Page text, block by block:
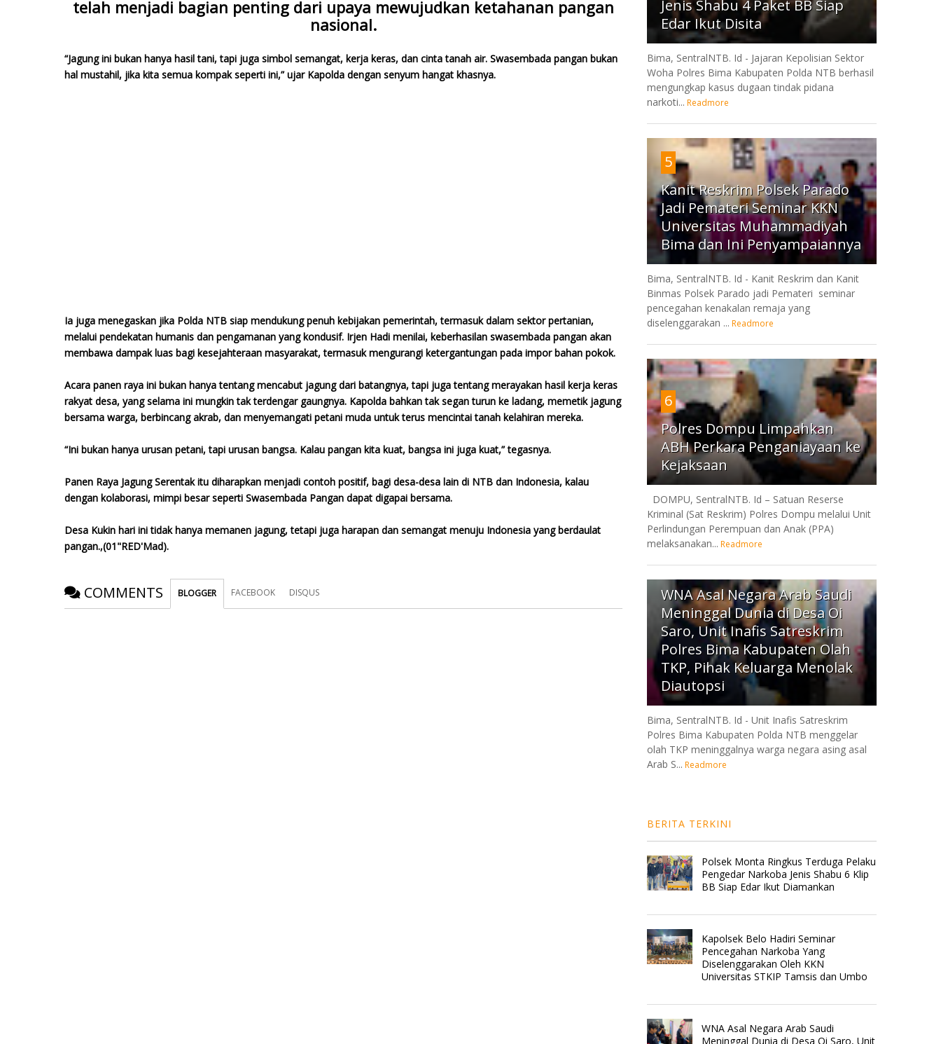
telah menjadi bagian penting dari upaya mewujudkan ketahanan pangan
nasional.
“Jagung ini bukan hanya hasil tani, tapi juga simbol semangat, kerja keras, dan cinta tanah air. Swasembada pangan bukan
hal mustahil, jika kita semua kompak seperti ini,” ujar Kapolda dengan senyum hangat khasnya.
Ia juga menegaskan jika Polda NTB siap mendukung penuh kebijakan pemerintah, termasuk dalam sektor pertanian,
melalui pendekatan humanis dan pengamanan yang kondusif. Irjen Hadi menilai, keberhasilan swasembada pangan akan
membawa dampak luas bagi kesejahteraan masyarakat, termasuk mengurangi ketergantungan pada impor bahan pokok.
Acara panen raya ini bukan hanya tentang mencabut jagung dari batangnya, tapi juga tentang merayakan hasil kerja keras
rakyat desa, yang selama ini mungkin tak terdengar gaungnya. Kapolda bahkan tak segan turun ke ladang, memetik jagung
bersama warga, berbincang akrab, dan menyemangati petani muda untuk terus mencintai tanah kelahiran mereka.
“Ini bukan hanya urusan petani, tapi urusan bangsa. Kalau pangan kita kuat, bangsa ini juga kuat,” tegasnya.
Panen Raya Jagung Serentak itu diharapkan menjadi contoh positif, bagi desa-desa lain di NTB dan Indonesia, kalau
dengan kolaborasi, mimpi besar seperti Swasembada Pangan dapat digapai bersama.
Desa Kukin hari ini tidak hanya memanen jagung, tetapi juga harapan dan semangat menuju Indonesia yang berdaulat
pangan.,(01"RED'Mad).
COMMENTS BLOGGER FACEBOOK DISQUS
Jenis Shabu 4 Paket BB Siap
Edar Ikut Disita
Bima, SentralNTB. Id - Jajaran Kepolisian Sektor
Woha Polres Bima Kabupaten Polda NTB berhasil
mengungkap kasus dugaan tindak pidana
narkoti... Readmore
5
Kanit Reskrim Polsek Parado
Jadi Pemateri Seminar KKN
Universitas Muhammadiyah
Bima dan Ini Penyampaiannya
Bima, SentralNTB. Id - Kanit Reskrim dan Kanit
Binmas Polsek Parado jadi Pemateri seminar
pencegahan kenakalan remaja yang
diselenggarakan ... Readmore
6
Polres Dompu Limpahkan
ABH Perkara Penganiayaan ke
Kejaksaan
DOMPU, SentralNTB. Id – Satuan Reserse
Kriminal (Sat Reskrim) Polres Dompu melalui Unit
Perlindungan Perempuan dan Anak (PPA)
melaksanakan... Readmore
7
WNA Asal Negara Arab Saudi
Meninggal Dunia di Desa Oi
Saro, Unit Inafis Satreskrim
Polres Bima Kabupaten Olah
TKP, Pihak Keluarga Menolak
Diautopsi
Bima, SentralNTB. Id - Unit Inafis Satreskrim
Polres Bima Kabupaten Polda NTB menggelar
olah TKP meninggalnya warga negara asing asal
Arab S... Readmore
BERITA TERKINI
Polsek Monta Ringkus Terduga Pelaku
Pengedar Narkoba Jenis Shabu 6 Klip
BB Siap Edar Ikut Diamankan
Kapolsek Belo Hadiri Seminar
Pencegahan Narkoba Yang
Diselenggarakan Oleh KKN
Universitas STKIP Tamsis dan Umbo
WNA Asal Negara Arab Saudi
Meninggal Dunia di Desa Oi Saro, Unit